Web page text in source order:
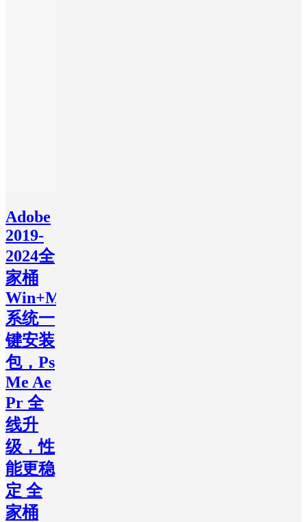
Adobe
2019-
2024全
家桶
Win+Mac
系统一
键安装
包，Ps
Me Ae
Pr 全
线升
级，性
能更稳
定 全
家桶